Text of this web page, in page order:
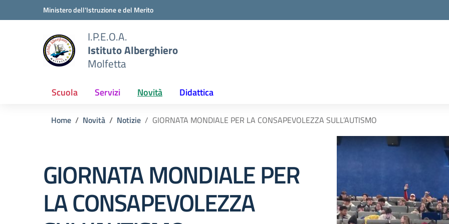
Vai ai contenuti
Vai al menu di navigazioneMinistero dell'Istruzione e del Merito
I.P.E.O.A.
Istituto Alberghiero
Molfetta
Scuola Servizi Novità Didattica
Home Novità Notizie GIORNATA MONDIALE PER LA CONSAPEVOLEZZA SULL’AUTISMO
GIORNATA MONDIALE PER
LA CONSAPEVOLEZZA